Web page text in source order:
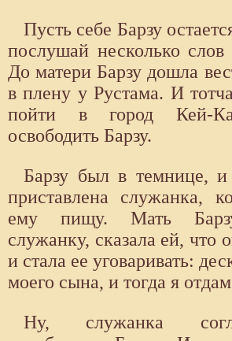
Пусть себе Барзу
послушай несколько слов
До матери Барзу дошла
в плену у Рустама. И
пойти в город Кей-
освободить Барзу.
Барзу был в темнице,
приставлена служанка,
ему пищу. Мать
служанку, сказала ей, что
и стала ее уговаривать:
моего сына, и тогда я
Ну, служанка